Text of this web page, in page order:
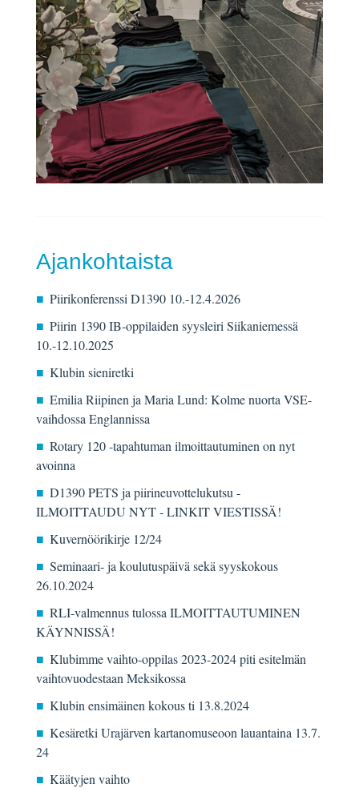
Ajankohtaista
Piirikonferenssi D1390 10.-12.4.2026
Piirin 1390 IB-oppilaiden syysleiri Siikaniemessä
10.-12.10.2025
Klubin sieniretki
Emilia Riipinen ja Maria Lund: Kolme nuorta VSE-
vaihdossa Englannissa
Rotary 120 -tapahtuman ilmoittautuminen on nyt
avoinna
D1390 PETS ja piirineuvottelukutsu -
ILMOITTAUDU NYT - LINKIT VIESTISSÄ!
Kuvernöörikirje 12/24
Seminaari- ja koulutuspäivä sekä syyskokous
26.10.2024
RLI-valmennus tulossa ILMOITTAUTUMINEN
KÄYNNISSÄ!
Klubimme vaihto-oppilas 2023-2024 piti esitelmän
vaihtovuodestaan Meksikossa
Klubin ensimäinen kokous ti 13.8.2024
Kesäretki Urajärven kartanomuseoon lauantaina 13.7.
24
Käätyjen vaihto